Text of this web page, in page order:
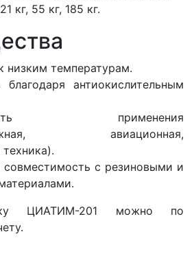
кг, 55 кг, 185 кг.
низким температурам.
благодаря антиокислительным
применения
авиационная,
совместимость с резиновыми и
ЦИАТИМ-201 можно по